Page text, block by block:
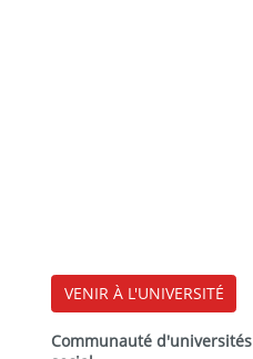
VENIR À L'UNIVERSITÉ
Communauté